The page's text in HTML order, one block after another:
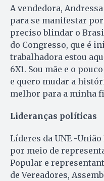
A vendedora,
para se manifestar
preciso blindar o
do Congresso, que é
trabalhadora estou
6X1. Sou mãe e o
e quero mudar a
melhor para a minha
Lideranças políticas
Líderes da UNE -
por meio de
Popular e
de Vereadores,